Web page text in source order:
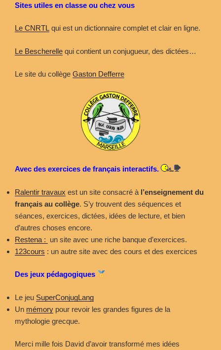
Sites utiles en classe ou chez vous
Le CNRTL qui est un dictionnaire complet et clair en ligne.
Le Bescherelle qui contient un conjugueur, des dictées…
Le site du collège Gaston Defferre
Avec des exercices de français interactifs.
Ralentir travaux est un site consacré à l’enseignement du
français au collège. S’y trouvent des séquences et
séances, exercices, dictées, idées de lecture, et bien
d’autres choses encore.
Restena : un site avec une riche banque d’exercices.
123cours : un autre site avec des cours et des exercices
Des jeux pédagogiques
Le jeu SuperConjugLang
Un mémory pour revoir les grandes figures de la
mythologie grecque.
Merci mille fois David d’avoir transformé mes idées